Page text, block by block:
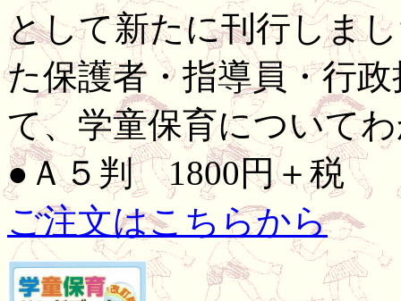
として新たに刊行しま
た保護者・指導員・行
て、学童保育について
●Ａ５判 1800円＋税
ご注文はこちらから